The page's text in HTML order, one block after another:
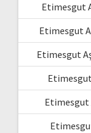
Etimesgut
Etimesgut
Etimesgut
Etimesgut